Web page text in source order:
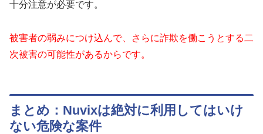
十分注意が必要です。
被害者の弱みにつけ込んで、さらに詐欺を働こうとする二
次被害の可能性があるからです。
まとめ：Nuvixは絶対に利用してはいけ
ない危険な案件